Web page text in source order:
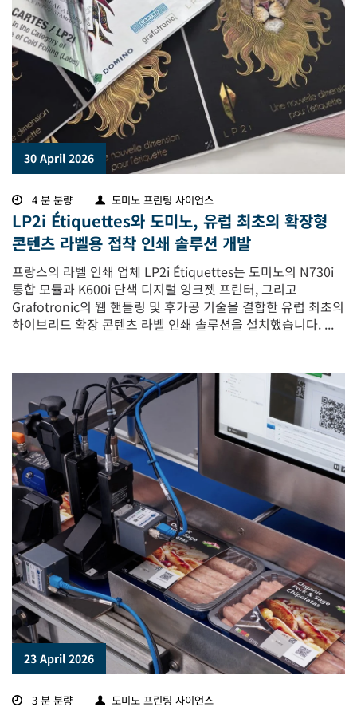
30 April 2026
4 분 분량 도미노 프린팅 사이언스
LP2i Étiquettes와 도미노, 유럽 최초의 확장형
콘텐츠 라벨용 접착 인쇄 솔루션 개발
프랑스의 라벨 인쇄 업체 LP2i Étiquettes는 도미노의 N730i
통합 모듈과 K600i 단색 디지털 잉크젯 프린터, 그리고
Grafotronic의 웹 핸들링 및 후가공 기술을 결합한 유럽 최초의
하이브리드 확장 콘텐츠 라벨 인쇄 솔루션을 설치했습니다. ...
23 April 2026
3 분 분량 도미노 프린팅 사이언스